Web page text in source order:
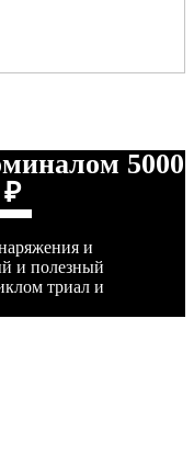
5000
и
и полезный
триал и